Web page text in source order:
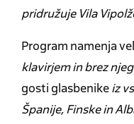
pridružuje Vila
Program namenja
klavirjem in brez
gosti glasbenikeiz
Španije, Finske in